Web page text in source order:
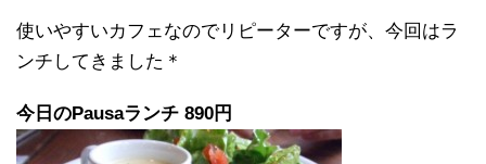
使いやすいカフェなのでリピーターですが、今回はラ
ンチしてきました＊
今日のPausaランチ 890円